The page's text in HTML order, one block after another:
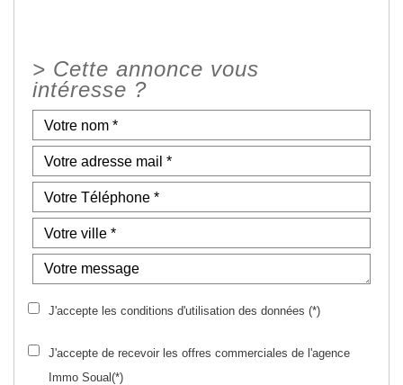
> Cette annonce vous
intéresse ?
J'accepte les conditions d'utilisation des données (*)
J'accepte de recevoir les offres commerciales de l'agence
Immo Soual(*)